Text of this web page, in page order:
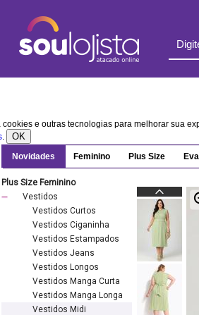
cookies e outras tecnologias para melhorar sua
. OK
Novidades Feminino Plus Size
Plus Size Feminino
Vestidos
Vestidos Curtos
Vestidos Ciganinha
Vestidos Estampados
Vestidos Jeans
Vestidos Longos
Vestidos Manga Curta
Vestidos Manga Longa
Vestidos Midi